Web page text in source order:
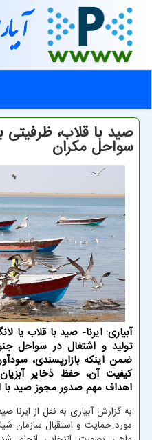
صید با قلاب، ظرفیتی
سواحل مكران
آبیاری: ایرنا- صید با قلاب یا
تولید و اشتغال در سواحل
ضمن اینكه بازارپسندی،
كیفیت آن، حفظ ذخایر
اهداف مهم صدور مجوز صید
به گزارش آبیاری به نقل از
مورد حمایت و استقبال سازمان